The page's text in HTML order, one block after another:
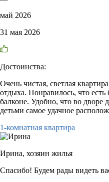
май 2026
31 мая 2026
Достоинства:
Очень чистая, светлая
отдыха. Понравилось, что
балконе. Удобно, что во дворе
детьми самое удачное
1-комнатная квартира
Ирина, хозяин жилья
Спасибо! Будем рады видеть